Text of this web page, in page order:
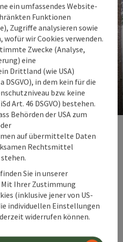
Baumwipfeln
ein umfassendes Website-
Funktionen
Zugriffe analysieren sowie
wir Cookies verwenden.
Zwecke (Analyse,
eine
Drittland (wie USA)
in dem kein für die
bzw. keine
Art. 46 DSGVO) bestehen.
Behörden der USA zum
auf übermittelte Daten
Rechtsmittel
Sie in unserer
Ihrer Zustimmung
(inklusive jener von US-
individuellen Einstellungen
widerrufen können.